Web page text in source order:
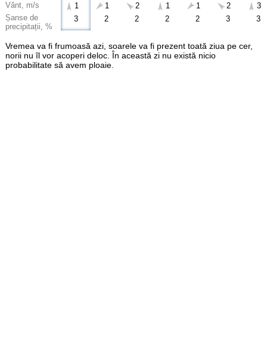
Vânt, m/s
Șanse de
precipitații, %
1
3
1
2
2
2
1
2
1
2
2
3
3
3
Vremea va fi frumoasă azi, soarele va fi prezent toată ziua pe cer,
norii nu îl vor acoperi deloc. În această zi nu există nicio
probabilitate să avem ploaie.